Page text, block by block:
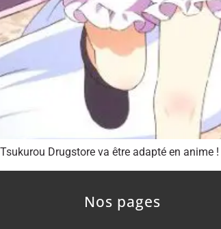
Drugstore va être adapté en anime
Nos pages